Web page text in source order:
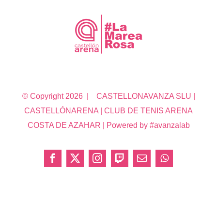
© Copyright 2026 | CASTELLONAVANZA SLU |
CASTELLÓNARENA | CLUB DE TENIS ARENA
COSTA DE AZAHAR | Powered by #avanzalab
Facebook
X InstagramTwitchCorreoWhatsApp